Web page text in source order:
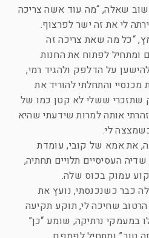
שוב שאלה, “מה עוד אשה צריכה
לי את זה ישר לפרצוף.
“כל מה שאת צריכה זה
לפתוח את החנות
על הדלפק ולהגיד רמי,
מכנסיי והתחלתי להוריד את
שתזכרי ששלי לא קטן כמו של
אותה למרות שידעתי שהיא
לי.
את אמא של קובי, עומדת
העסיסיים תלויים תחתיה,
עמוק בכוס שלה.
כבר כשנכנסתי, נועץ את
שחיכה לי, תוקע תקיעה
במעמקי נרתיקה, שומע “כן”